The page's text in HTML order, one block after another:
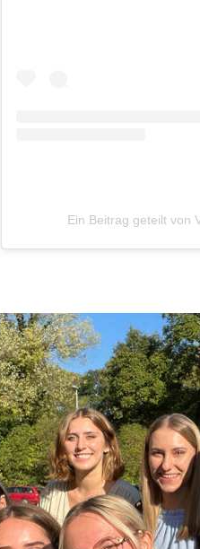
Ein Beitrag geteilt von